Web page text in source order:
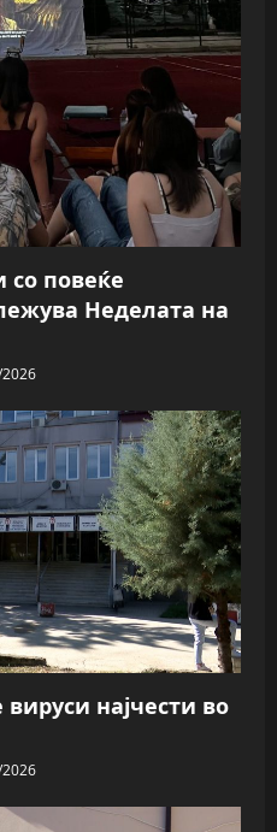
повеќе
Неделата на
најчести во